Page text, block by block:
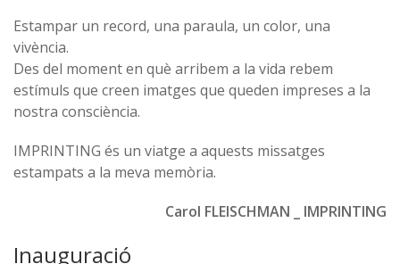
Estampar un record, una paraula, un color, una
vivència.
Des del moment en què arribem a la vida rebem
estímuls que creen imatges que queden impreses a la
nostra consciència.
IMPRINTING és un viatge a aquests missatges
estampats a la meva memòria.
Carol FLEISCHMAN _ IMPRINTING
Inauguració